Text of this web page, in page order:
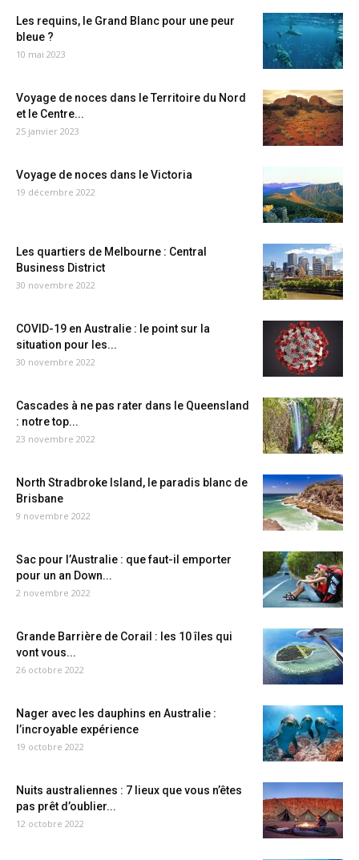
Les requins, le Grand Blanc pour une peur
bleue ?
10 mai 2023
Voyage de noces dans le Territoire du Nord
et le Centre...
25 janvier 2023
Voyage de noces dans le Victoria
19 décembre 2022
Les quartiers de Melbourne : Central
Business District
30 novembre 2022
COVID-19 en Australie : le point sur la
situation pour les...
30 novembre 2022
Cascades à ne pas rater dans le Queensland
: notre top...
23 novembre 2022
North Stradbroke Island, le paradis blanc de
Brisbane
9 novembre 2022
Sac pour l’Australie : que faut-il emporter
pour un an Down...
2 novembre 2022
Grande Barrière de Corail : les 10 îles qui
vont vous...
26 octobre 2022
Nager avec les dauphins en Australie :
l’incroyable expérience
19 octobre 2022
Nuits australiennes : 7 lieux que vous n’êtes
pas prêt d’oublier...
12 octobre 2022